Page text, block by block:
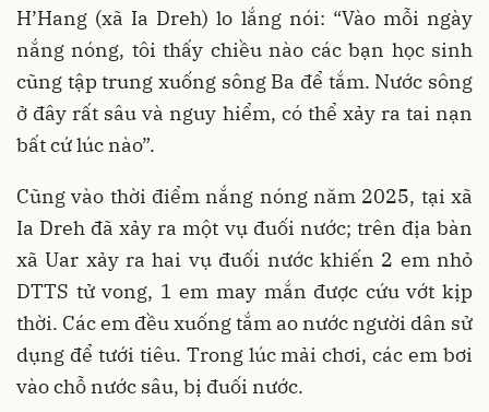
H’Hang (xã Ia Dreh) lo lắng nói: “Vào mỗi ngày
nắng nóng, tôi thấy chiều nào các bạn học sinh
cũng tập trung xuống sông Ba để tắm. Nước sông
ở đây rất sâu và nguy hiểm, có thể xảy ra tai nạn
bất cứ lúc nào”.
Cũng vào thời điểm nắng nóng năm 2025, tại xã
Ia Dreh đã xảy ra một vụ đuối nước; trên địa bàn
xã Uar xảy ra hai vụ đuối nước khiến 2 em nhỏ
DTTS tử vong, 1 em may mắn được cứu vớt kịp
thời. Các em đều xuống tắm ao nước người dân sử
dụng để tưới tiêu. Trong lúc mải chơi, các em bơi
vào chỗ nước sâu, bị đuối nước.